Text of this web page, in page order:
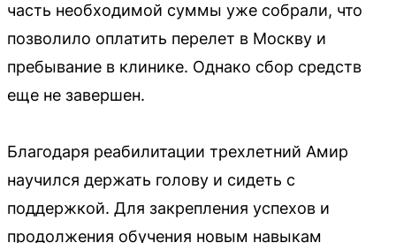
часть необходимой суммы уже собрали, что
позволило оплатить перелет в Москву и
пребывание в клинике. Однако сбор средств
еще не завершен.
Благодаря реабилитации трехлетний Амир
научился держать голову и сидеть с
поддержкой. Для закрепления успехов и
продолжения обучения новым навыкам